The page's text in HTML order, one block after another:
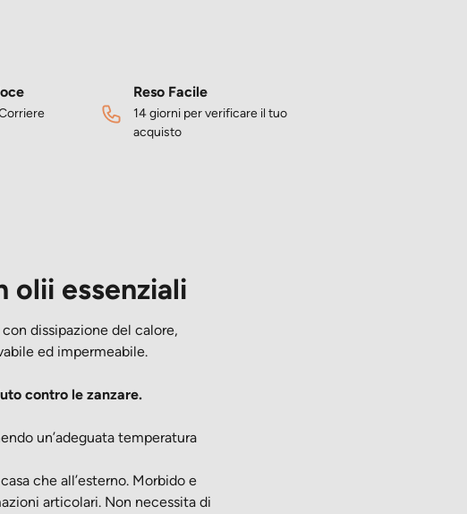
Reso Facile
14 giorni per verificare il tuo
acquisto
olii essenziali
dissipazione del calore,
ed impermeabile.
contro le zanzare.
un’adeguata temperatura
che all’esterno. Morbido e
articolari. Non necessita di